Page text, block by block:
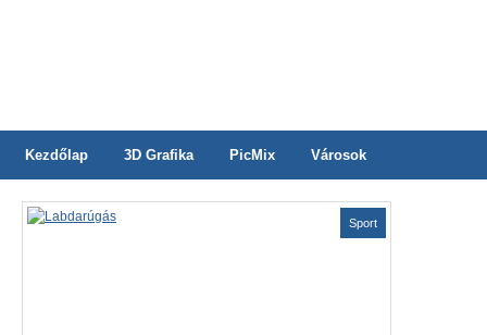
Kezdőlap 3D Grafika PicMix Városok
Sport